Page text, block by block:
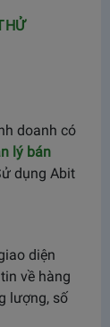
doanh có
lý bán
dụng Abit
diện
về hàng
lượng, số